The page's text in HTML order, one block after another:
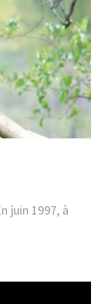
juin 1997, à